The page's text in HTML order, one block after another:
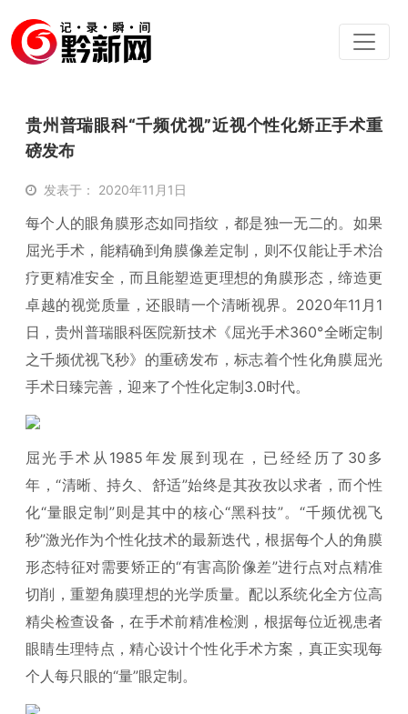
贵州普瑞眼科“千频优视”近视个性化矫正手术重
磅发布
发表于： 2020年11月1日
每个人的眼角膜形态如同指纹，都是独一无二的。如果
屈光手术，能精确到角膜像差定制，则不仅能让手术治
疗更精准安全，而且能塑造更理想的角膜形态，缔造更
卓越的视觉质量，还眼睛一个清晰视界。2020年11月1
日，贵州普瑞眼科医院新技术《屈光手术360°全晰定制
之千频优视飞秒》的重磅发布，标志着个性化角膜屈光
手术日臻完善，迎来了个性化定制3.0时代。
屈光手术从1985年发展到现在，已经经历了30多
年，“清晰、持久、舒适”始终是其孜孜以求者，而个性
化“量眼定制”则是其中的核心“黑科技”。“千频优视飞
秒”激光作为个性化技术的最新迭代，根据每个人的角膜
形态特征对需要矫正的“有害高阶像差”进行点对点精准
切削，重塑角膜理想的光学质量。配以系统化全方位高
精尖检查设备，在手术前精准检测，根据每位近视患者
眼睛生理特点，精心设计个性化手术方案，真正实现每
个人每只眼的“量”眼定制。